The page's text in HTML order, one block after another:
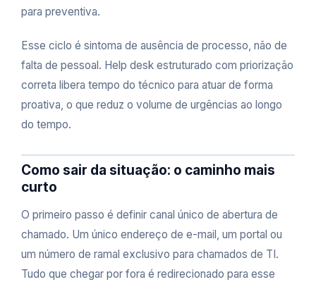
para preventiva.
Esse ciclo é sintoma de ausência de processo, não de
falta de pessoal. Help desk estruturado com priorização
correta libera tempo do técnico para atuar de forma
proativa, o que reduz o volume de urgências ao longo
do tempo.
Como sair da situação: o caminho mais
curto
O primeiro passo é definir canal único de abertura de
chamado. Um único endereço de e-mail, um portal ou
um número de ramal exclusivo para chamados de TI.
Tudo que chegar por fora é redirecionado para esse